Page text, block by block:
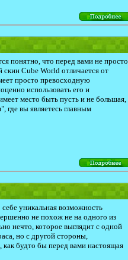
понятно, что перед вами не просто
скин Cube World отличается от
просто превосходную
использовать его и
место быть пусть и не большая,
где вы являетесь главным
себе уникальная возможность
не похож не на одного из
нечто, которое выглядит с одной
но с другой стороны,
как будто бы перед вами настоящая